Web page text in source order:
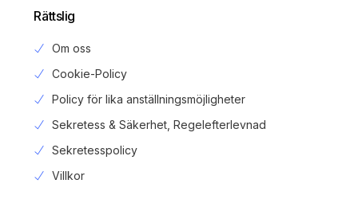
Rättslig
Om oss
Cookie-Policy
Policy för lika anställningsmöjligheter
Sekretess & Säkerhet, Regelefterlevnad
Sekretesspolicy
Villkor